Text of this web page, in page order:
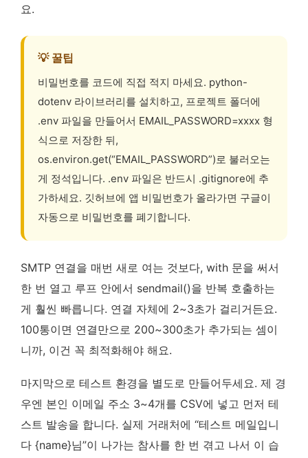
요.
💡 꿀팁
비밀번호를 코드에 직접 적지 마세요. python-
dotenv 라이브러리를 설치하고, 프로젝트 폴더에
.env 파일을 만들어서 EMAIL_PASSWORD=xxxx 형
식으로 저장한 뒤,
os.environ.get(“EMAIL_PASSWORD”)로 불러오는
게 정석입니다. .env 파일은 반드시 .gitignore에 추
가하세요. 깃허브에 앱 비밀번호가 올라가면 구글이
자동으로 비밀번호를 폐기합니다.
SMTP 연결을 매번 새로 여는 것보다, with 문을 써서
한 번 열고 루프 안에서 sendmail()을 반복 호출하는
게 훨씬 빠릅니다. 연결 자체에 2~3초가 걸리거든요.
100통이면 연결만으로 200~300초가 추가되는 셈이
니까, 이건 꼭 최적화해야 해요.
마지막으로 테스트 환경을 별도로 만들어두세요. 제 경
우엔 본인 이메일 주소 3~4개를 CSV에 넣고 먼저 테
스트 발송을 합니다. 실제 거래처에 “테스트 메일입니
다 {name}님”이 나가는 참사를 한 번 겪고 나서 이 습